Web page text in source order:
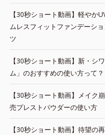
【30秒ショート動画】軽やか
ムレスフィットファンデーシ
ツ
【30秒ショート動画】新・シ
ム」のおすすめの使い方って？
【30秒ショート動画】メイク
売プレストパウダーの使い方
【30秒ショート動画】待望の